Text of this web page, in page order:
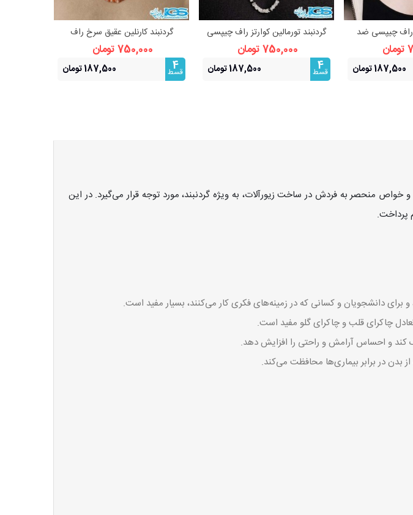
بیشتر
راف چیپسی ضد
187,500 تومان
مشاهده بیشتر
گردنبند تورمالین کوارتز راف چیپسی
750,000 تومان
4
قسط 187,500 تومان
مشاهده بیشتر
گردنبند کارنلین عقیق سرخ راف
چیپسی
750,000 تومان
4
قسط 187,500 تومان
منحصر به فردش در ساخت زیورآلات، به ویژه گردنبند، مورد توجه قرار می‌گیرد. در این
پرداخت.
دانشجویان و کسانی که در زمینه‌های فکری کار می‌کنند، بسیار مفید است.
چاکرای قلب و چاکرای گلو مفید است.
کند و احساس آرامش و راحتی را افزایش دهد.
بدن در برابر بیماری‌ها محافظت می‌کند.